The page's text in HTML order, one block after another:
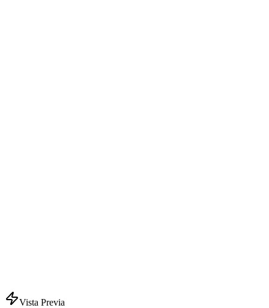
Vista Previa